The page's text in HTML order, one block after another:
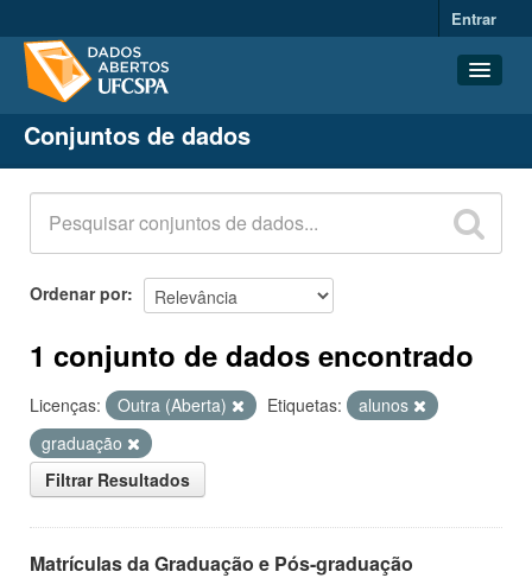
Entrar
Conjuntos de dados
Organizações
Grupos
Sobre
Conjuntos de dados
Ordenar por
1 conjunto de dados encontrado
Licenças: Outra (Aberta) Etiquetas:
alunos
graduação
Filtrar Resultados
Matrículas da Graduação e Pós-graduação